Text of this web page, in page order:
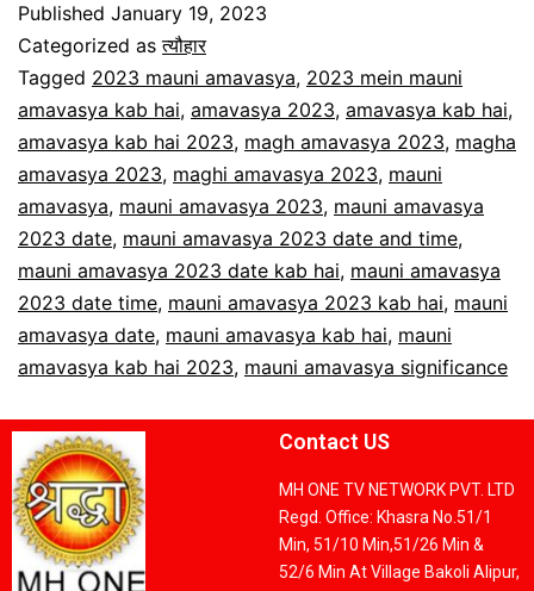
Published January 19, 2023
Categorized asत्यौहार
Tagged 2023 mauni amavasya, 2023 mein mauni
amavasya kab hai, amavasya 2023, amavasya kab hai,
amavasya kab hai 2023, magh amavasya 2023, magha
amavasya 2023, maghi amavasya 2023, mauni
amavasya, mauni amavasya 2023, mauni amavasya
2023 date, mauni amavasya 2023 date and time,
mauni amavasya 2023 date kab hai, mauni amavasya
2023 date time, mauni amavasya 2023 kab hai, mauni
amavasya date, mauni amavasya kab hai, mauni
amavasya kab hai 2023, mauni amavasya significance
Contact US
MH ONE TV NETWORK PVT. LTD
Regd. Office: Khasra No.51/1
Min, 51/10 Min,51/26 Min &
52/6 Min At Village Bakoli Alipur,